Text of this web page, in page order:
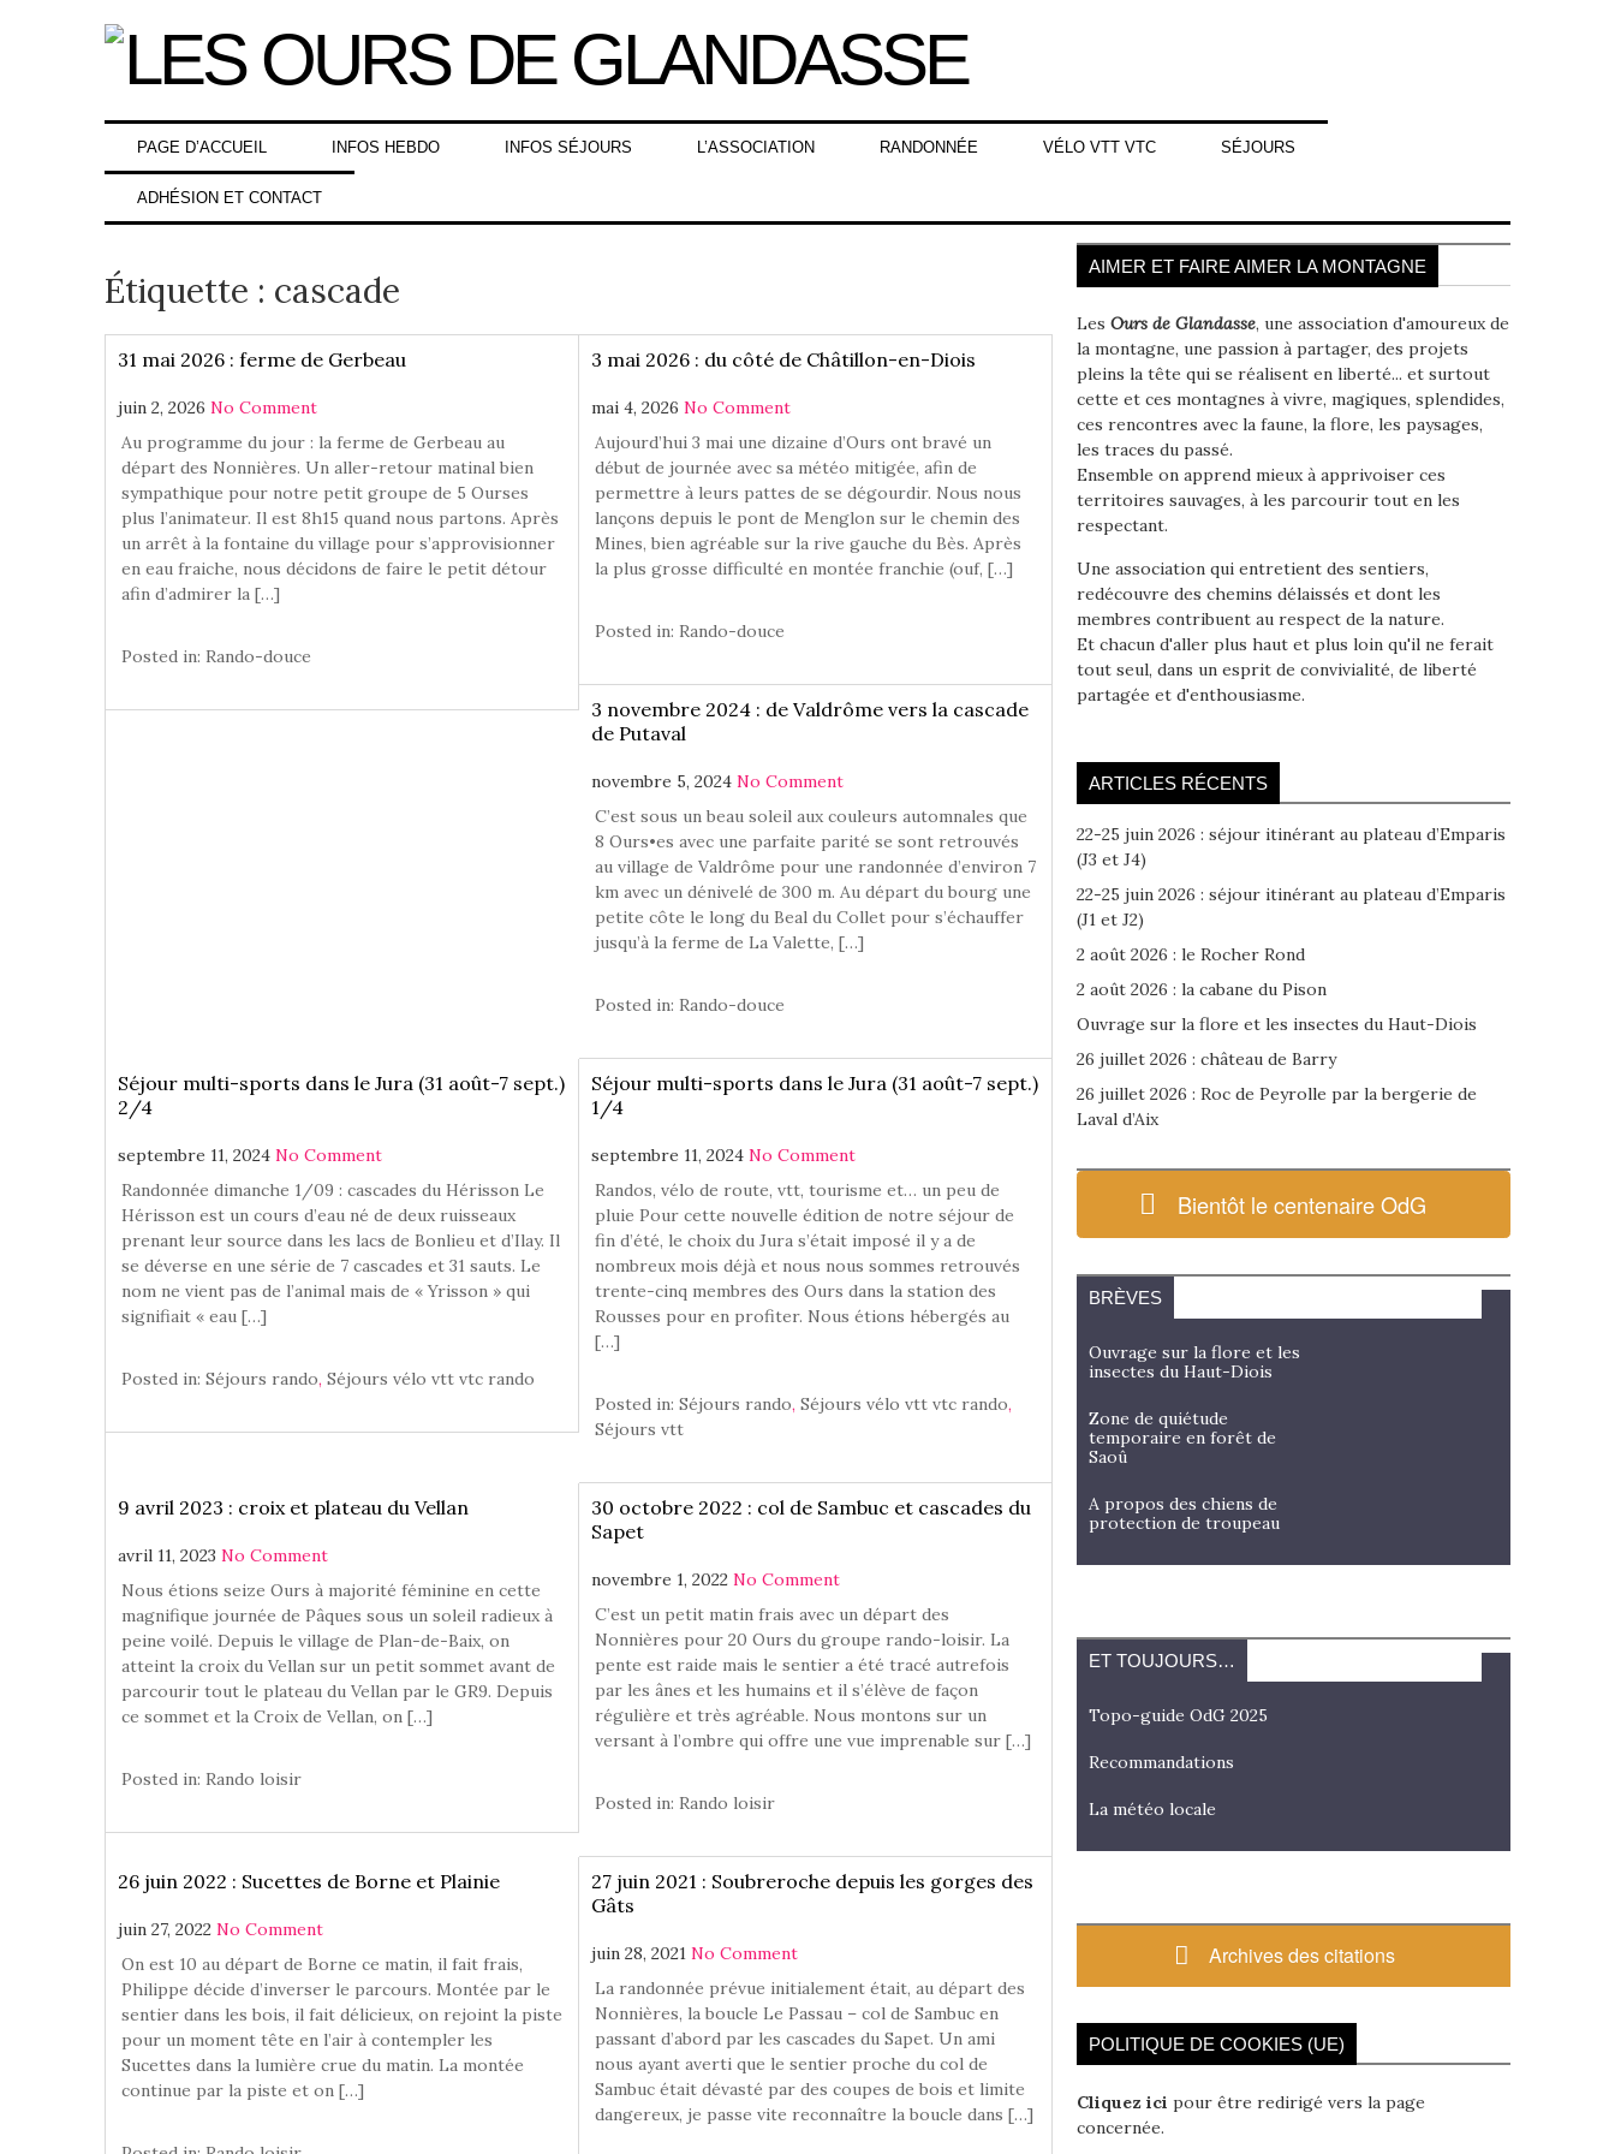
PAGE D’ACCUEIL INFOS HEBDO INFOS SÉJOURS L’ASSOCIATION RANDONNÉE VÉLO VTT VTC SÉJOURS
ADHÉSION ET CONTACT
Étiquette : cascade
31 mai 2026 : ferme de Gerbeau
juin 2, 2026 No Comment
Au programme du jour : la ferme de Gerbeau au
départ des Nonnières. Un aller-retour matinal bien
sympathique pour notre petit groupe de 5 Ourses
plus l’animateur. Il est 8h15 quand nous partons. Après
un arrêt à la fontaine du village pour s’approvisionner
en eau fraiche, nous décidons de faire le petit détour
afin d’admirer la […]
Posted in: Rando-douce
3 mai 2026 : du côté de Châtillon-en-Diois
mai 4, 2026 No Comment
Aujourd’hui 3 mai une dizaine d’Ours ont bravé un
début de journée avec sa météo mitigée, afin de
permettre à leurs pattes de se dégourdir. Nous nous
lançons depuis le pont de Menglon sur le chemin des
Mines, bien agréable sur la rive gauche du Bès. Après
la plus grosse difficulté en montée franchie (ouf, […]
Posted in:Rando-douce
3 novembre 2024 : de Valdrôme vers la cascade
de Putaval
novembre 5, 2024 No Comment
C’est sous un beau soleil aux couleurs automnales que
8 Ours•es avec une parfaite parité se sont retrouvés
au village de Valdrôme pour une randonnée d’environ 7
km avec un dénivelé de 300 m. Au départ du bourg une
petite côte le long du Beal du Collet pour s’échauffer
jusqu’à la ferme de La Valette, […]
Posted in:Rando-douce
Séjour multi-sports dans le Jura (31 août-7 sept.)
2/4
septembre 11, 2024 No Comment
Randonnée dimanche 1/09 : cascades du Hérisson Le
Hérisson est un cours d’eau né de deux ruisseaux
prenant leur source dans les lacs de Bonlieu et d’Ilay. Il
se déverse en une série de 7 cascades et 31 sauts. Le
nom ne vient pas de l’animal mais de « Yrisson » qui
signifiait « eau […]
Posted in: Séjours rando, Séjours vélo vtt vtc rando
Séjour multi-sports dans le Jura (31 août-7 sept.)
1/4
septembre 11, 2024 No Comment
Randos, vélo de route, vtt, tourisme et… un peu de
pluie Pour cette nouvelle édition de notre séjour de
fin d’été, le choix du Jura s’était imposé il y a de
nombreux mois déjà et nous nous sommes retrouvés
trente-cinq membres des Ours dans la station des
Rousses pour en profiter. Nous étions hébergés au
[…]
Posted in:Séjours rando,Séjours vélo vtt vtc rando,
Séjours vtt
9 avril 2023 : croix et plateau du Vellan
avril 11, 2023 No Comment
Nous étions seize Ours à majorité féminine en cette
magnifique journée de Pâques sous un soleil radieux à
peine voilé. Depuis le village de Plan-de-Baix, on
atteint la croix du Vellan sur un petit sommet avant de
parcourir tout le plateau du Vellan par le GR9. Depuis
ce sommet et la Croix de Vellan, on […]
Posted in: Rando loisir
30 octobre 2022 : col de Sambuc et cascades du
Sapet
novembre 1, 2022 No Comment
C’est un petit matin frais avec un départ des
Nonnières pour 20 Ours du groupe rando-loisir. La
pente est raide mais le sentier a été tracé autrefois
par les ânes et les humains et il s’élève de façon
régulière et très agréable. Nous montons sur un
versant à l’ombre qui offre une vue imprenable sur […]
Posted in:Rando loisir
26 juin 2022 : Sucettes de Borne et Plainie
juin 27, 2022 No Comment
On est 10 au départ de Borne ce matin, il fait frais,
Philippe décide d’inverser le parcours. Montée par le
sentier dans les bois, il fait délicieux, on rejoint la piste
pour un moment tête en l’air à contempler les
Sucettes dans la lumière crue du matin. La montée
continue par la piste et on […]
27 juin 2021 : Soubreroche depuis les gorges des
Gâts
juin 28, 2021 No Comment
La randonnée prévue initialement était, au départ des
Nonnières, la boucle Le Passau – col de Sambuc en
passant d’abord par les cascades du Sapet. Un ami
nous ayant averti que le sentier proche du col de
Sambuc était dévasté par des coupes de bois et limite
dangereux, je passe vite reconnaître la boucle dans […]
AIMER ET FAIRE AIMER LA MONTAGNE
LesOurs de Glandasse, une association d'amoureux de
la montagne, une passion à partager, des projets
pleins la tête qui se réalisent en liberté... et surtout
cette et ces montagnes à vivre, magiques, splendides,
ces rencontres avec la faune, la flore, les paysages,
les traces du passé.
Ensemble on apprend mieux à apprivoiser ces
territoires sauvages, à les parcourir tout en les
respectant.
Une association qui entretient des sentiers,
redécouvre des chemins délaissés et dont les
membres contribuent au respect de la nature.
Et chacun d'aller plus haut et plus loin qu'il ne ferait
tout seul, dans un esprit de convivialité, de liberté
partagée et d'enthousiasme.
ARTICLES RÉCENTS
22-25 juin 2026 : séjour itinérant au plateau d’Emparis
(J3 et J4)
22-25 juin 2026 : séjour itinérant au plateau d’Emparis
(J1 et J2)
2 août 2026 : le Rocher Rond
2 août 2026 : la cabane du Pison
Ouvrage sur la flore et les insectes du Haut-Diois
26 juillet 2026 : château de Barry
26 juillet 2026 : Roc de Peyrolle par la bergerie de
Laval d’Aix
Bientôt le centenaire OdG
BRÈVES
Ouvrage sur la flore et les
insectes du Haut-Diois
Zone de quiétude
temporaire en forêt de
Saoû
A propos des chiens de
protection de troupeau
ET TOUJOURS…
Topo-guide OdG 2025
Recommandations
La météo locale
Archives des citations
POLITIQUE DE COOKIES (UE)
Cliquez ici pour être redirigé vers la page
concernée.